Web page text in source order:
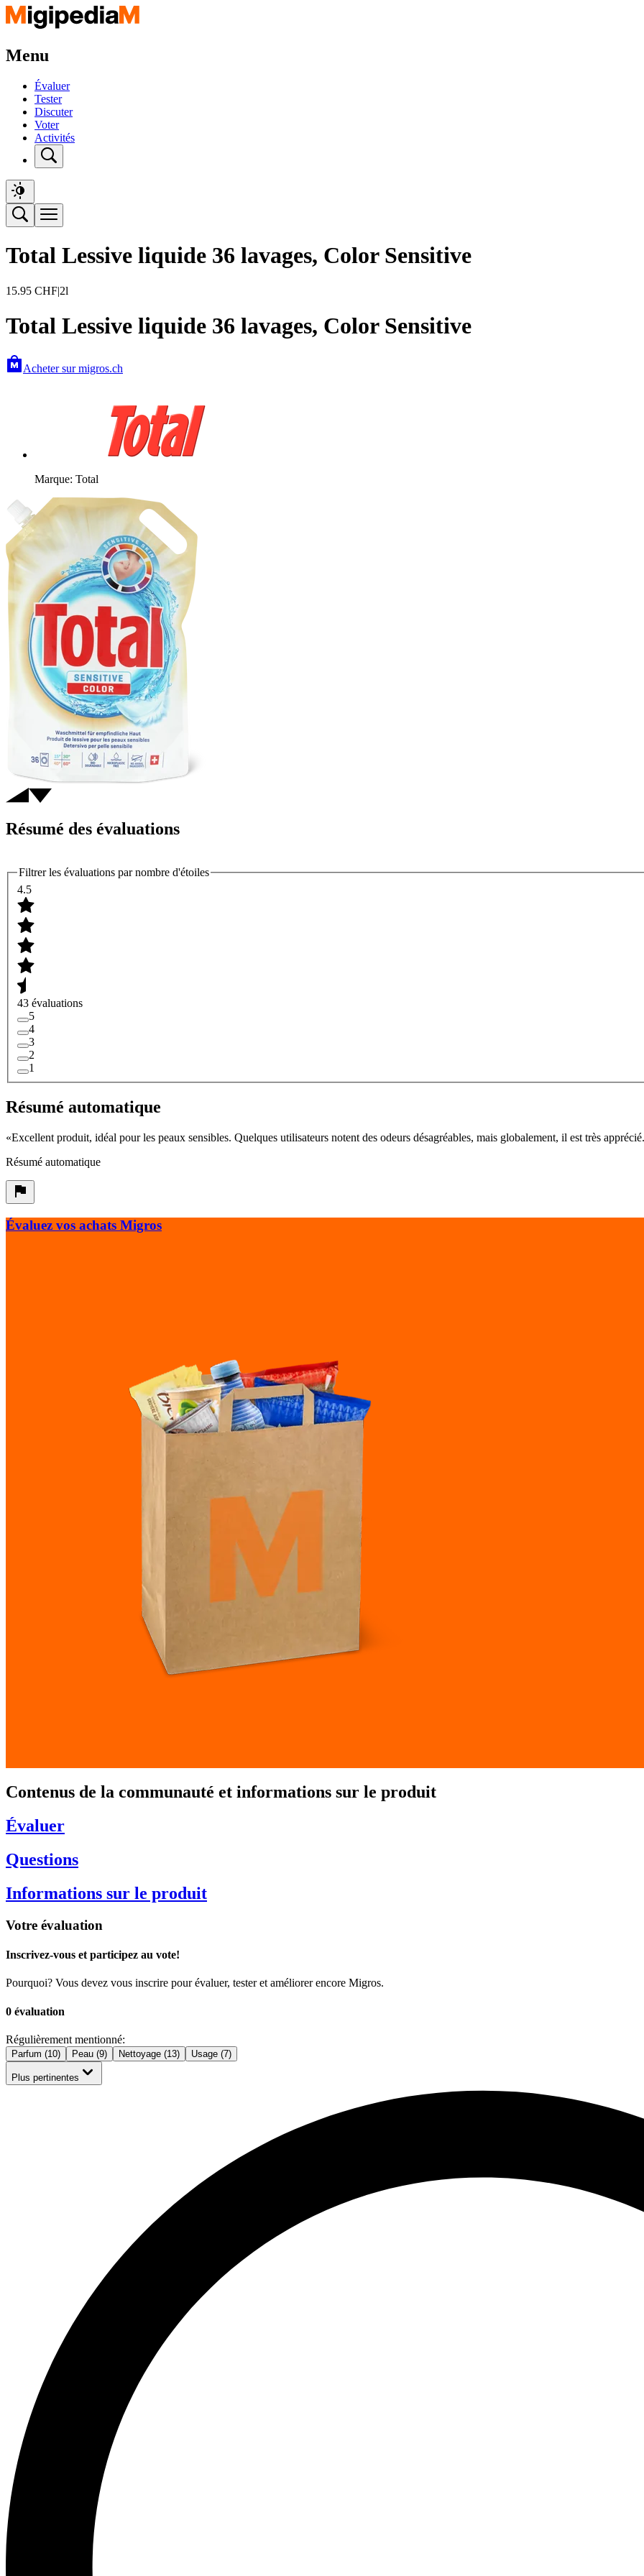
Menu
Évaluer
Tester
Discuter
Voter
Activités
Total Lessive liquide 36 lavages, Color Sensitive
15.95 CHF|2l
Total Lessive liquide 36 lavages, Color Sensitive
Acheter sur migros.ch
Marque: Total
Résumé des évaluations
Filtrer les évaluations par nombre d'étoiles
4.5
43 évaluations
5
4
3
2
1
Résumé automatique
«Excellent produit, idéal pour les peaux sensibles. Quelques utilisateurs notent des odeurs désagréables, mais globalement, il est très apprécié.
Résumé automatique
Évaluez vos achats Migros
Contenus de la communauté et informations sur le produit
Évaluer
Questions
Informations sur le produit
Votre évaluation
Inscrivez-vous et participez au vote!
Pourquoi? Vous devez vous inscrire pour évaluer, tester et améliorer encore Migros.
0 évaluation
Régulièrement mentionné:
Parfum (10) Peau (9) Nettoyage (13) Usage (7)
Plus pertinentes